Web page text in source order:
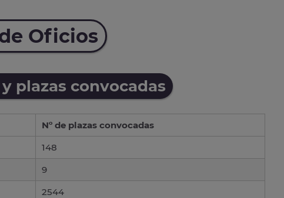
Oficios
plazas convocadas
Nº de plazas convocadas
148
9
2544